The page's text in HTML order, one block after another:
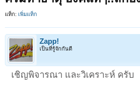
แท็ก: เพิ่มแท็ก
Zapp!
เป็นที่รู้จักกันดี
เชิญพิจารณา และวิเคราะห์ ครับ